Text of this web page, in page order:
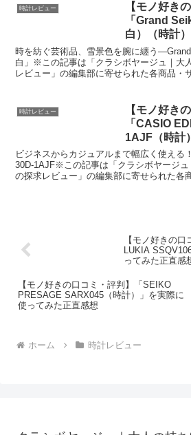
時計レビュー
【モノ好き
「Grand
白）（時計
た正直感想
時を紡ぐ芸術品、雪景色を腕に纏う
白」※この記事は「クラシボヤージュ｜大
レビュー」の編集部に寄せられた各商品・
時計レビュー
【モノ好き
「CASIO
1AJF（時計
みた正直感想
ビジネスからカジュアルまで幅広く使える
30D-1AJF※この記事は「クラシボヤージュ
の探求レビュー」の編集部に寄せられた各
【モノ好きの
LUKIA
ってみた正直感
【モノ好きの口コミ・評判】「SEIKO
PRESAGE SARX045（時計）」を実際に
使ってみた正直感想
ホーム 時計レビュー